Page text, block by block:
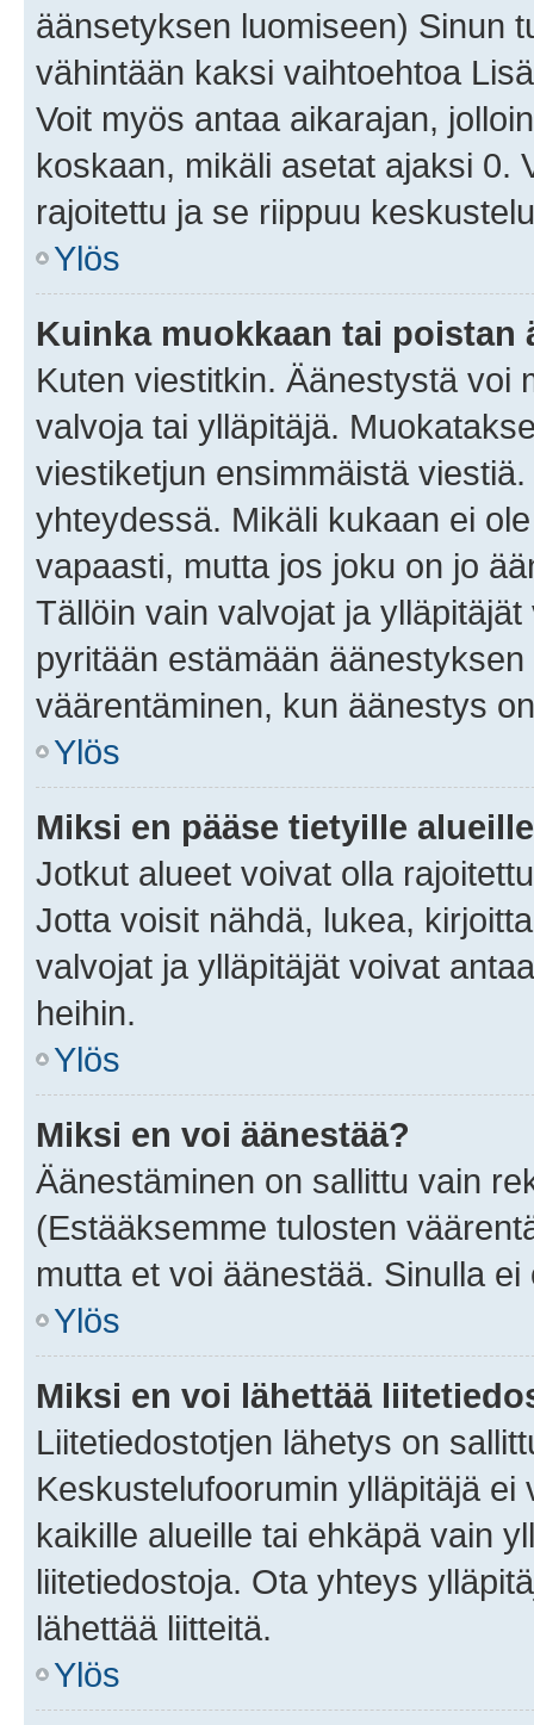
äänsetyksen luomiseen) Sinun
vähintään kaksi vaihtoehtoa
Voit myös antaa aikarajan,
koskaan, mikäli asetat ajaksi 0.
rajoitettu ja se riippuu
Ylös
Kuinka muokkaan tai poistan
Kuten viestitkin. Äänestystä voi
valvoja tai ylläpitäjä.
viestiketjun ensimmäistä
yhteydessä. Mikäli kukaan ei
vapaasti, mutta jos joku on jo
Tällöin vain valvojat ja
pyritään estämään
väärentäminen, kun äänestys
Ylös
Miksi en pääse tietyille
Jotkut alueet voivat olla
Jotta voisit nähdä, lukea,
valvojat ja ylläpitäjät voivat
heihin.
Ylös
Miksi en voi äänestää?
Äänestäminen on sallittu vain
(Estääksemme tulosten
mutta et voi äänestää. Sinulla
Ylös
Miksi en voi lähettää
Liitetiedostotjen lähetys on
Keskustelufoorumin ylläpitäjä
kaikille alueille tai ehkäpä vain
liitetiedostoja. Ota yhteys
lähettää liitteitä.
Ylös